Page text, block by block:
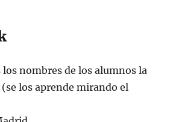
los nombres de los alumnos la
los aprende mirando el